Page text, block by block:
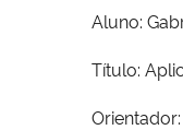
Aluno:
Título: